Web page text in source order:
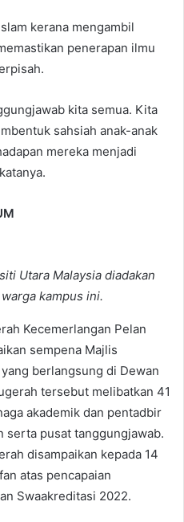
kerana mengambil
penerapan ilmu
kita semua. Kita
sahsiah anak-anak
mereka menjadi
Utara Malaysia diadakan
kampus ini.
Kecemerlangan Pelan
sempena Majlis
berlangsung di Dewan
tersebut melibatkan 41
akademik dan pentadbir
serta pusat tanggungjawab.
disampaikan kepada 14
atas pencapaian
Swaakreditasi 2022.